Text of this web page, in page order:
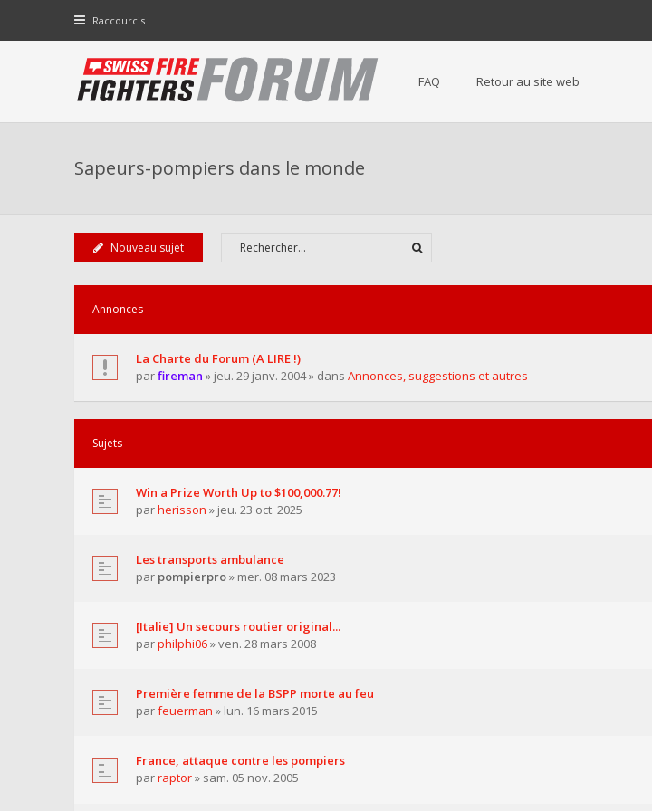
Raccourcis
FAQ Retour au site web
Sapeurs-pompiers dans le monde
Nouveau sujet
Annonces
La Charte du Forum (A LIRE !)
parfireman » jeu. 29 janv. 2004 » dans Annonces, suggestions et autres
Sujets
Win a Prize Worth Up to $100,000.77!
parherisson » jeu. 23 oct. 2025
Les transports ambulance
par pompierpro» mer. 08 mars 2023
[Italie] Un secours routier original...
parphilphi06» ven. 28 mars 2008
Première femme de la BSPP morte au feu
parfeuerman » lun. 16 mars 2015
France, attaque contre les pompiers
parraptor» sam. 05 nov. 2005